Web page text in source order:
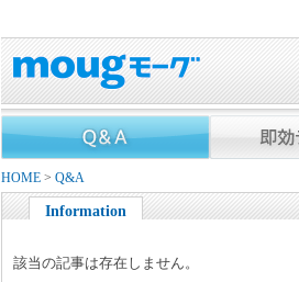
HOME > Q&A
Information
該当の記事は存在しません。